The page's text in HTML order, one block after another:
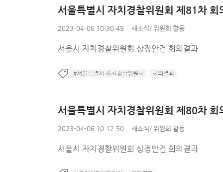
서울특별시 자치경찰위원회 제81차 회
2023-04-06 10:30:49 새소식/ 위원회 활동
서울시 자치경찰위원회 상정안건 회의결과
#서울특별시 자치경찰위원회 회의결과
서울특별시 자치경찰위원회 제80차 회
2023-04-06 10:12:50 새소식/ 위원회 활동
서울시 자치경찰위원회 상정안건 회의결과